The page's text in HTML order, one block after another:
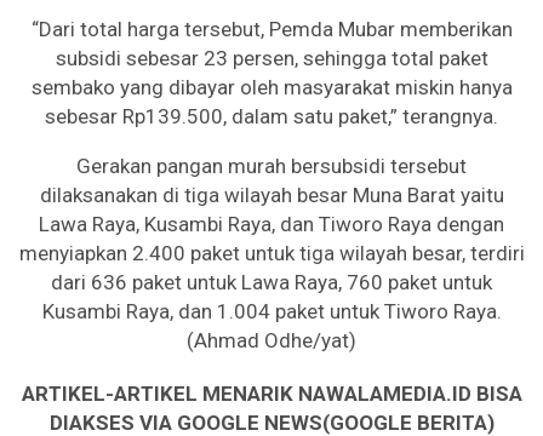
“Dari total harga tersebut, Pemda Mubar memberikan
subsidi sebesar 23 persen, sehingga total paket
sembako yang dibayar oleh masyarakat miskin hanya
sebesar Rp139.500, dalam satu paket,” terangnya.
Gerakan pangan murah bersubsidi tersebut
dilaksanakan di tiga wilayah besar Muna Barat yaitu
Lawa Raya, Kusambi Raya, dan Tiworo Raya dengan
menyiapkan 2.400 paket untuk tiga wilayah besar, terdiri
dari 636 paket untuk Lawa Raya, 760 paket untuk
Kusambi Raya, dan 1.004 paket untuk Tiworo Raya.
(Ahmad Odhe/yat)
ARTIKEL-ARTIKEL MENARIK NAWALAMEDIA.ID BISA
DIAKSES VIA GOOGLE NEWS(GOOGLE BERITA)